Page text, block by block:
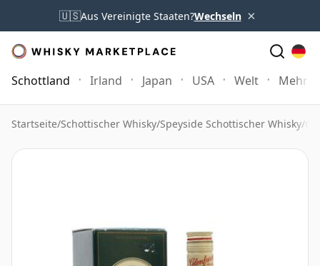
🇺🇸Aus Vereinigte Staaten?Wechseln ×
Schottland Irland Japan USA Welt Mehr
Startseite/Schottischer Whisky/Speyside Schottischer Whisky/